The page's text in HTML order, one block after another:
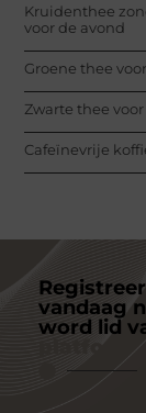
Kruidenthee
voor de avond
Groene thee
Zwarte thee
Cafeïnevrije
vandaag
word lid